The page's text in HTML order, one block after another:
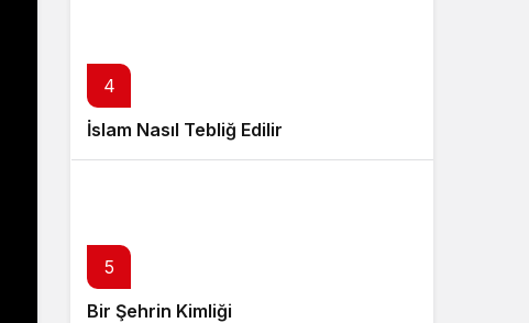
4
İslam Nasıl Tebliğ Edilir
5
Bir Şehrin Kimliği